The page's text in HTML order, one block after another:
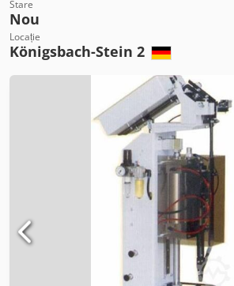
Stare
Nou
Locație
Königsbach-Stein 2